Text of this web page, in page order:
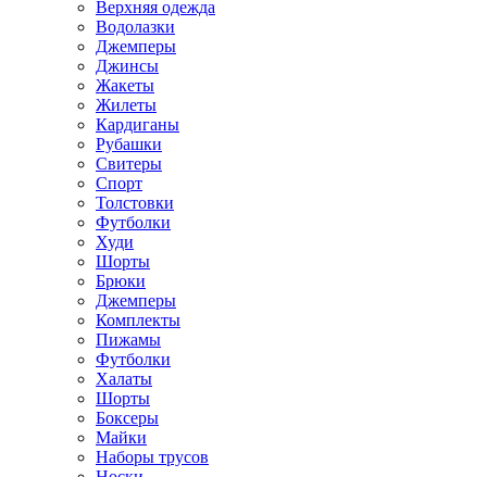
Верхняя одежда
Водолазки
Джемперы
Джинсы
Жакеты
Жилеты
Кардиганы
Рубашки
Свитеры
Спорт
Толстовки
Футболки
Худи
Шорты
Брюки
Джемперы
Комплекты
Пижамы
Футболки
Халаты
Шорты
Боксеры
Майки
Наборы трусов